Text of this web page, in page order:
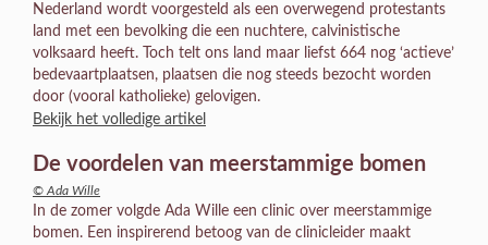
Nederland wordt voorgesteld als een overwegend protestants
land met een bevolking die een nuchtere, calvinistische
volksaard heeft. Toch telt ons land maar liefst 664 nog ‘actieve’
bedevaartplaatsen, plaatsen die nog steeds bezocht worden
door (vooral katholieke) gelovigen.
Bekijk het volledige artikel
De voordelen van meerstammige bomen
© Ada Wille
In de zomer volgde Ada Wille een clinic over meerstammige
bomen. Een inspirerend betoog van de clinicleider maakt